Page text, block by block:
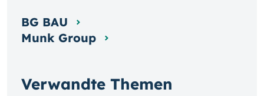
Verwandte Themen
BG BAU
Munk Group